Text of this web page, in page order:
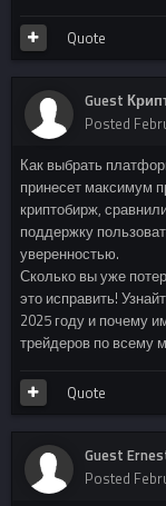
Quote
Guest
Posted
Как выбрать
принесет максимум
криптобирж,
поддержку
уверенностью.
Сколько вы уже
это исправить!
2025 году и почему
трейдеров по всему
Quote
Guest
Posted